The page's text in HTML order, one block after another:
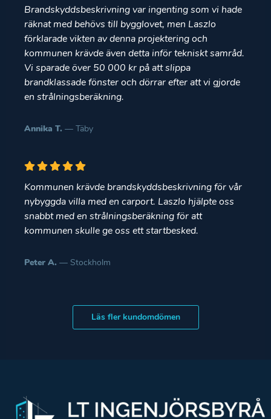
Brandskyddsbeskrivning var ingenting som vi hade
räknat med behövs till bygglovet, men Laszlo
förklarade vikten av denna projektering och
kommunen krävde även detta inför tekniskt samråd.
Vi sparade över 50 000 kr på att slippa
brandklassade fönster och dörrar efter att vi gjorde
en strålningsberäkning.
Annika T. — Täby
Kommunen krävde brandskyddsbeskrivning för vår
nybyggda villa med en carport. Laszlo hjälpte oss
snabbt med en strålningsberäkning för att
kommunen skulle ge oss ett startbesked.
Peter A. — Stockholm
Läs fler kundomdömen